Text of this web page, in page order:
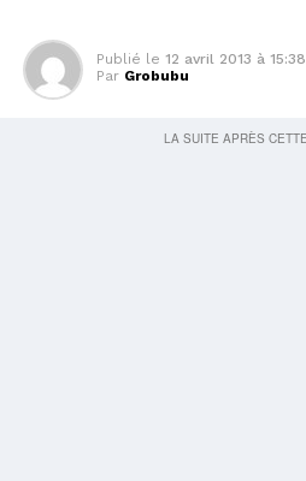
Publié le 12 avril 2013 à 15:38
Par Grobubu